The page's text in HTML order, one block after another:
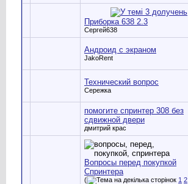
Приборка 638 2.3
Сергей638
Андроид с экраном
JakoRent
Технический вопрос
Сережка
помогите спринтер 308 без
сдвижной двери
дмитрий крас
Вопросы перед покупкой
Спринтера
( 1 2